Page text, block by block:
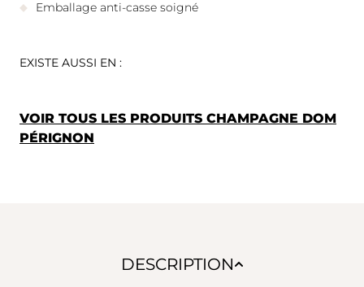
Emballage anti-casse soigné
EXISTE AUSSI EN :
VOIR TOUS LES PRODUITS CHAMPAGNE DOM
PÉRIGNON
DESCRIPTION